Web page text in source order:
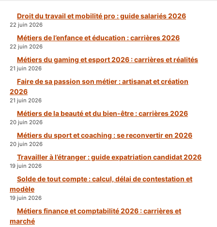
Droit du travail et mobilité pro : guide salariés 2026
22 juin 2026
Métiers de l’enfance et éducation : carrières 2026
22 juin 2026
Métiers du gaming et esport 2026 : carrières et réalités
21 juin 2026
Faire de sa passion son métier : artisanat et création
2026
21 juin 2026
Métiers de la beauté et du bien-être : carrières 2026
20 juin 2026
Métiers du sport et coaching : se reconvertir en 2026
20 juin 2026
Travailler à l’étranger : guide expatriation candidat 2026
19 juin 2026
Solde de tout compte : calcul, délai de contestation et
modèle
19 juin 2026
Métiers finance et comptabilité 2026 : carrières et
marché